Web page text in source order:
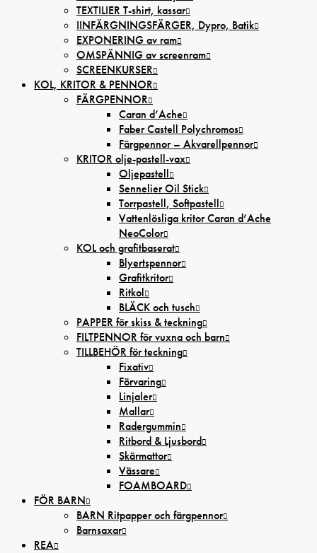
TEXTILIER T-shirt, kassar
IINFÄRGNINGSFÄRGER, Dypro, Batik
EXPONERING av ram
OMSPÄNNIG av screenram
SCREENKURSER
KOL, KRITOR & PENNOR
FÄRGPENNOR
Caran d’Ache
Faber Castell Polychromos
Färgpennor – Akvarellpennor
KRITOR olje-pastell-vax
Oljepastell
Sennelier Oil Stick
Torrpastell, Softpastell
Vattenlösliga kritor Caran d’Ache
NeoColor
KOL och grafitbaserat
Blyertspennor
Grafitkritor
Ritkol
BLÄCK och tusch
PAPPER för skiss & teckning
FILTPENNOR för vuxna och barn
TILLBEHÖR för teckning
Fixativ
Förvaring
Linjaler
Mallar
Radergummin
Ritbord & Ljusbord
Skärmattor
Vässare
FOAMBOARD
FÖR BARN
BARN Ritpapper och färgpennor
Barnsaxar
REA